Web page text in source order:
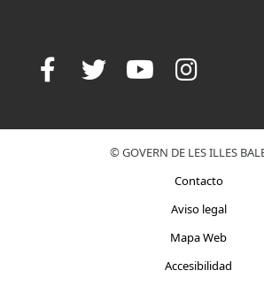
© GOVERN DE LES ILLES
Contacto
Aviso legal
Mapa Web
Accesibilidad